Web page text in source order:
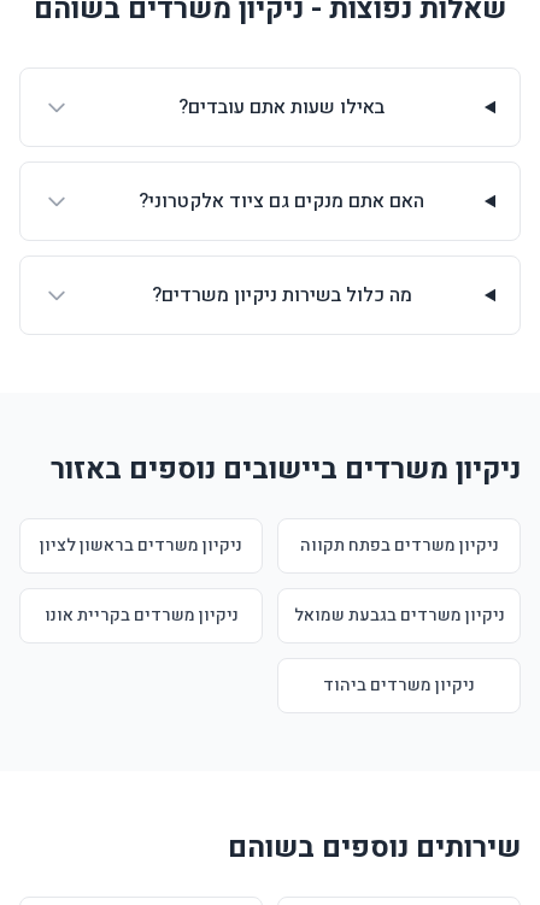
שאלות נפוצות - ניקיון משרדים בשוהם
באילו שעות אתם עובדים?
האם אתם מנקים גם ציוד אלקטרוני?
מה כלול בשירות ניקיון משרדים?
ניקיון משרדים ביישובים נוספים באזור
ניקיון משרדים בפתח תקווה ניקיון משרדים בראשון לציון
ניקיון משרדים בגבעת שמואל ניקיון משרדים בקריית אונו
ניקיון משרדים ביהוד
שירותים נוספים בשוהם